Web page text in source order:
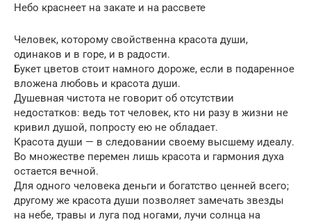
Небо краснеет на закате и на рассвете
Человек, которому свойственна красота души,
одинаков и в горе, и в радости.
Букет цветов стоит намного дороже, если в подаренное
вложена любовь и красота души.
Душевная чистота не говорит об отсутствии
недостатков: ведь тот человек, кто ни разу в жизни не
кривил душой, попросту ею не обладает.
Красота души — в следовании своему высшему идеалу.
Во множестве перемен лишь красота и гармония духа
остается вечной.
Для одного человека деньги и богатство ценней всего;
другому же красота души позволяет замечать звезды
на небе, травы и луга под ногами, лучи солнца на